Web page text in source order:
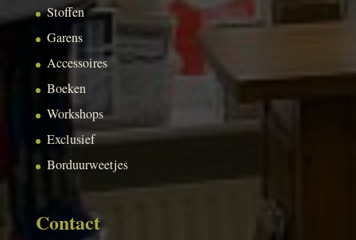
Stoffen
Garens
Accessoires
Boeken
Workshops
Exclusief
Borduurweetjes
Contact